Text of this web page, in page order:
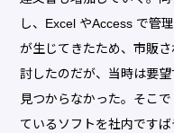
し、Excel やAccess で管
が生じてきたため、市販
討したのだが、当時は要
見つからなかった。そこ
ているソフトを社内です